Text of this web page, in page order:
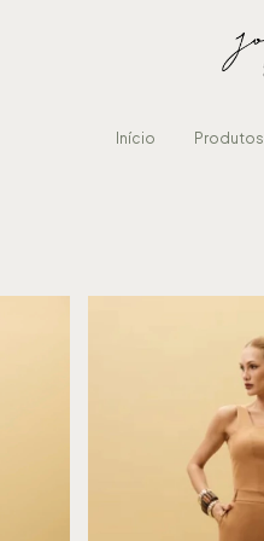
Início Produtos